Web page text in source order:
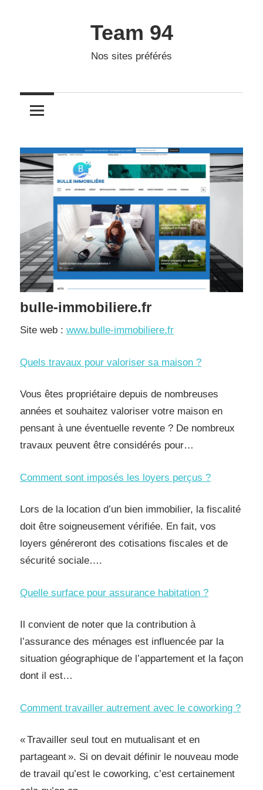
Team 94
Nos sites préférés
bulle-immobiliere.fr
Site web : www.bulle-immobiliere.fr
Quels travaux pour valoriser sa maison ?
Vous êtes propriétaire depuis de nombreuses
années et souhaitez valoriser votre maison en
pensant à une éventuelle revente ? De nombreux
travaux peuvent être considérés pour…
Comment sont imposés les loyers perçus ?
Lors de la location d’un bien immobilier, la fiscalité
doit être soigneusement vérifiée. En fait, vos
loyers généreront des cotisations fiscales et de
sécurité sociale….
Quelle surface pour assurance habitation ?
Il convient de noter que la contribution à
l’assurance des ménages est influencée par la
situation géographique de l’appartement et la façon
dont il est…
Comment travailler autrement avec le coworking ?
« Travailler seul tout en mutualisant et en
partageant ». Si on devait définir le nouveau mode
de travail qu’est le coworking, c’est certainement